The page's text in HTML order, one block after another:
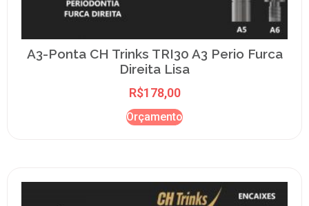
A3-Ponta CH Trinks TRI30 A3 Perio Furca
Direita Lisa
R$178,00
Orçamento